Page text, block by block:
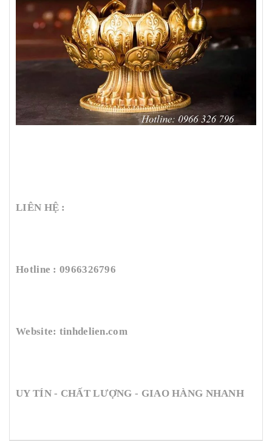
LIÊN HỆ :
Hotline : 0966326796
Website: tinhdelien.com
UY TÍN - CHẤT LƯỢNG - GIAO HÀNG NHANH